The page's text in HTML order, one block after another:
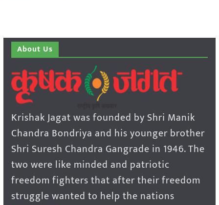
About Us
Krishak Jagat was founded by Shri Manik
Chandra Bondriya and his younger brother
Shri Suresh Chandra Gangrade in 1946. The
two were like minded and patriotic
freedom fighters that after their freedom
struggle wanted to help the nations